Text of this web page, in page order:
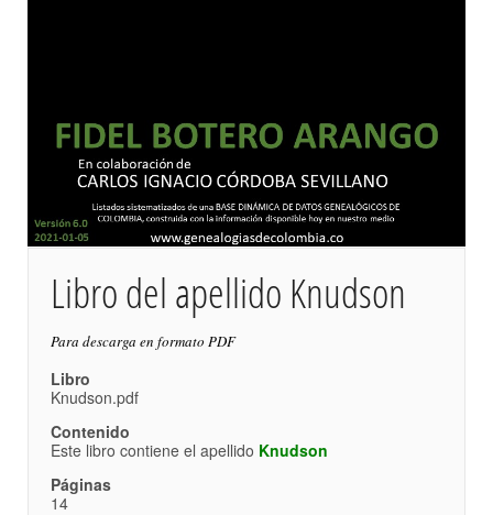
Libro del apellido Knudson
Para descarga en formato PDF
Libro
Knudson.pdf
Contenido
Este libro contiene el apellido Knudson
Páginas
14